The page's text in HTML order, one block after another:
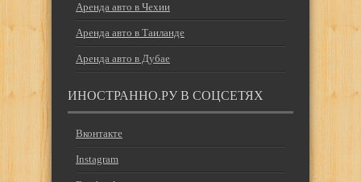
Аренда авто в Чехии
Аренда авто в Таиланде
Аренда авто в Дубае
ИНОСТРАННО.РУ В СОЦСЕТЯХ
Вконтакте
Instagram